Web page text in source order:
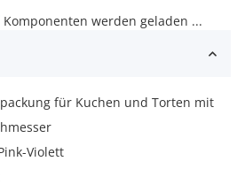
Komponenten werden geladen ...
für Kuchen und Torten mit
Violett